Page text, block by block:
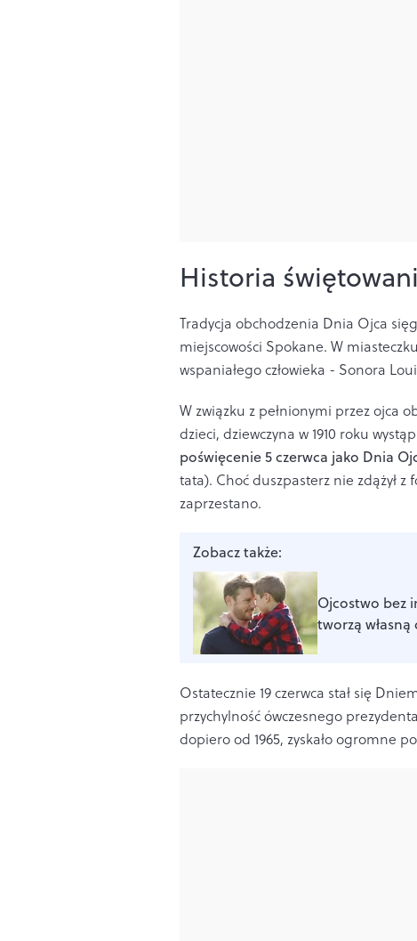
Historia
Tradycja obchodzenia Dnia Ojca
miejscowości Spokane. W
wspaniałego człowieka - Sonora
W związku z pełnionymi przez ojca
dzieci, dziewczyna w 1910 roku
poświęcenie 5 czerwca jako Dnia
tata). Choć duszpasterz nie zdążył
zaprzestano.
Zobacz także:
Ojcostwo bez
tworzą
Ostatecznie 19 czerwca stał się
przychylność ówczesnego
dopiero od 1965, zyskało ogromne